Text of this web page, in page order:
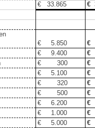
€ 33.865 €
€ 5.850 €
€ 9.400 €
€ 300 €
€ 5.100 €
€ 320 €
€ 500 €
€ 6.200 €
€ 1.000 €
€ 5.000 €